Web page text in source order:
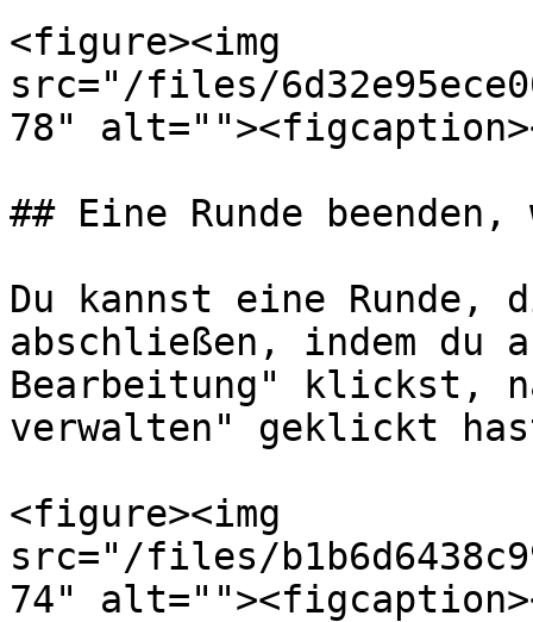
<figure><img
src="/files/
78"
## Eine Runde
Du kannst eine
abschließen, indem
Bearbeitung" klickst,
verwalten" geklickt
<figure><img
src="/files/
74"